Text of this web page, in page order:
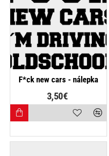
F*ck new cars - nálepka
3,50€